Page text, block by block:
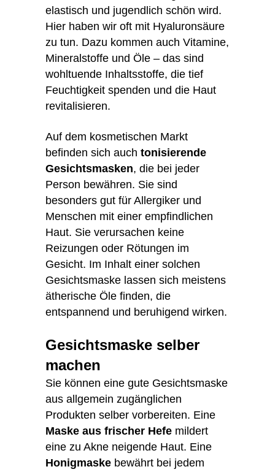
elastisch und jugendlich schön wird.
Hier haben wir oft mit Hyaluronsäure
zu tun. Dazu kommen auch Vitamine,
Mineralstoffe und Öle – das sind
wohltuende Inhaltsstoffe, die tief
Feuchtigkeit spenden und die Haut
revitalisieren.
Auf dem kosmetischen Markt
befinden sich auch tonisierende
Gesichtsmasken, die bei jeder
Person bewähren. Sie sind
besonders gut für Allergiker und
Menschen mit einer empfindlichen
Haut. Sie verursachen keine
Reizungen oder Rötungen im
Gesicht. Im Inhalt einer solchen
Gesichtsmaske lassen sich meistens
ätherische Öle finden, die
entspannend und beruhigend wirken.
Gesichtsmaske selber
machen
Sie können eine gute Gesichtsmaske
aus allgemein zugänglichen
Produkten selber vorbereiten. Eine
Maske aus frischer Hefe mildert
eine zu Akne neigende Haut. Eine
Honigmaske bewährt bei jedem